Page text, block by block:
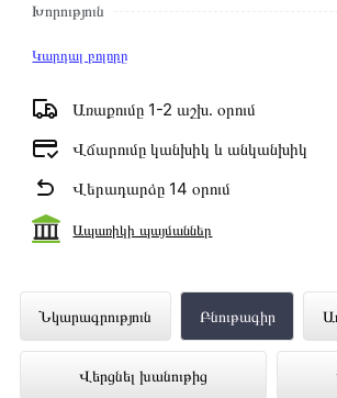
Խորություն
Կարդալ բոլորը
Առաքումը 1-2 աշխ․ օրում
Վճարումը կանխիկ և անկանխիկ
Վերադարձը 14 օրում
Ապառիկի պայմաններ
Նկարագրություն Բնութագիր
Վերցնել խանութից
Օդորակիչ MIDEA MT2-
ներկայացված է Technomix
խանութում լավագույն գնով